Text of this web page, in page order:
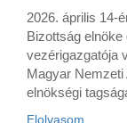
2026. április 14-
Bizottság
vezérigazgatója
Magyar Nemzeti
elnökségi
Elolvasom